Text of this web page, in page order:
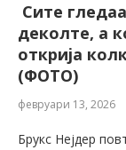
Сите
деколте, а
открија
(ФОТО)
февруари 13, 2026
Брукс Нејдер